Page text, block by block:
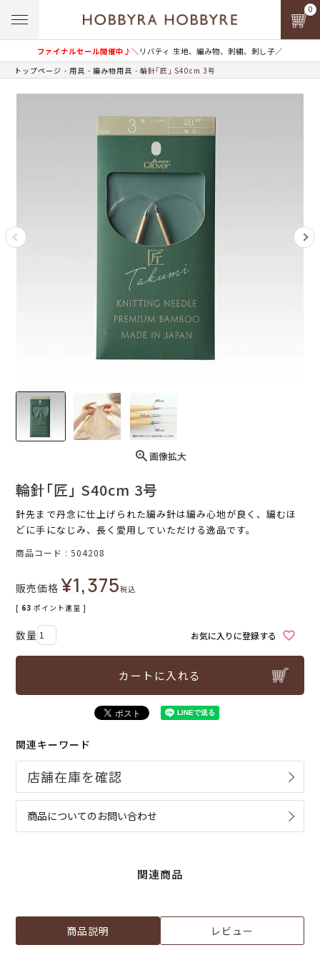
ファイナルセール開催中♪＼リバティ 生地、編み物、刺繍、刺し子／
0
トップページ 用具 編み物用具 輪針｢匠｣ S40cm 3号
画像拡大
輪針｢匠｣ S40cm 3号
針先まで丹念に仕上げられた編み針は編み心地が良く、編むほ
どに手になじみ、長く愛用していただける逸品です。
商品コード 504208
販売価格 ¥1,375税込
[ 63 ポイント進呈 ]
お気に入りに登録する
カートに入れる
関連キーワード
商品についてのお問い合わせ
関連商品
商品説明 レビュー